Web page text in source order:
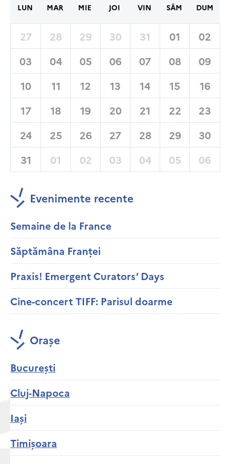
LUN MAR MIE JOI VIN SÂM DUM
27 28 29 30 31 01
02
03
04 05 06 07 08
09
10
11 12 13 14 15
16
17
18 19 20 21 22
23
24
25 26 27 28 29
30
31
01 02 03 04 05 06
Evenimente recente
Semaine de la France
Săptămâna Franței
Praxis! Emergent Curators’ Days
Cine-concert TIFF: Parisul doarme
Orașe
București
Cluj-Napoca
Iași
Timișoara